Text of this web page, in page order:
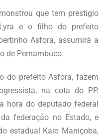
que tem prestígio
e o filho do prefeito
Asfora, assumirá a
de Pernambuco.
do prefeito Asfora, fazem
na cota do PP.
hora do deputado federal
federação no Estado, e
estadual Kaio Maniçoba,